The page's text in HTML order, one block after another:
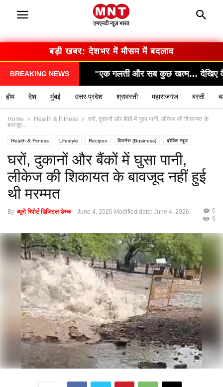
बड़ी खबर: सरकार का बड़ा फैसला
BREAKING NEWS
सब कुछ खत्म… देखिए कैसे हुआ हादसा!" "सामने आया
होम देश मुंबई उत्तर प्रदेश श्रावस्ती महाराजगंज बस्ती
Home Health & Fitness
घरों, दुकानों और बैंकों में घुसा पानी, लीकेज की शिकायत के
बावजूद...
Health & Fitness Lifestyle Recipes बिजनेस (Business) ब्रेकिंग न्यूज़
मनोरंजन (Entertainment) राशिफल / ज्योतिष स्वास्थ्य (Health)
घरों, दुकानों और बैंकों में घुसा पानी,
लीकेज की शिकायत के बावजूद नहीं हुई
थी मरम्मत
By ब्यूरो रिपोर्ट डिजिटल डेस्क - June 4, 2026 Modified date: June 4, 2026
0
9